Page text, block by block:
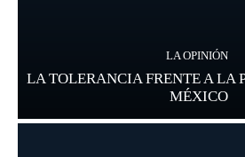
LA OPINIÓN
LA TOLERANCIA FRENTE A LA
MÉXICO